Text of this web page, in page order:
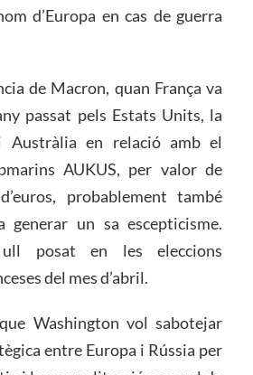
d’Europa en cas de guerra
de Macron, quan França va
passat pels Estats Units, la
Austràlia en relació amb el
AUKUS, per valor de
probablement també
un sa escepticisme.
posat en les eleccions
del mes d’abril.
Washington vol sabotejar
entre Europa i Rússia per